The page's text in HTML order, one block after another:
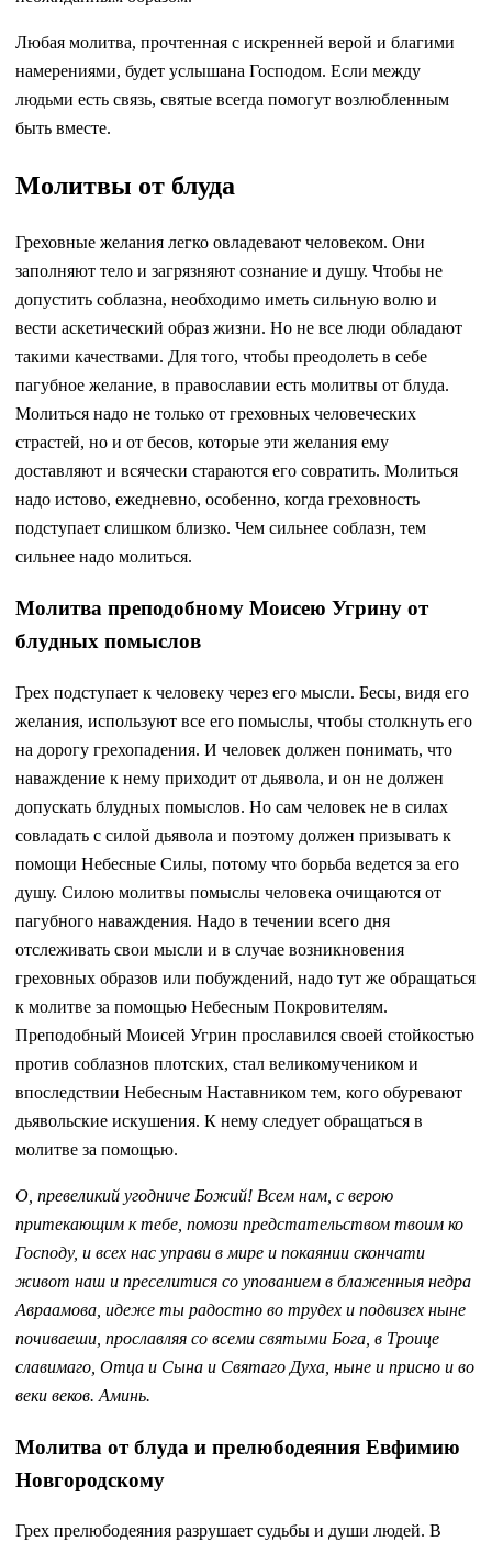
Любая молитва, прочтенная с искренней верой и благими
намерениями, будет услышана Господом. Если между
людьми есть связь, святые всегда помогут возлюбленным
быть вместе.
Молитвы от блуда
Греховные желания легко овладевают человеком. Они
заполняют тело и загрязняют сознание и душу. Чтобы не
допустить соблазна, необходимо иметь сильную волю и
вести аскетический образ жизни. Но не все люди обладают
такими качествами. Для того, чтобы преодолеть в себе
пагубное желание, в православии есть молитвы от блуда.
Молиться надо не только от греховных человеческих
страстей, но и от бесов, которые эти желания ему
доставляют и всячески стараются его совратить. Молиться
надо истово, ежедневно, особенно, когда греховность
подступает слишком близко. Чем сильнее соблазн, тем
сильнее надо молиться.
Молитва преподобному Моисею Угрину от
блудных помыслов
Грех подступает к человеку через его мысли. Бесы, видя его
желания, используют все его помыслы, чтобы столкнуть его
на дорогу грехопадения. И человек должен понимать, что
наваждение к нему приходит от дьявола, и он не должен
допускать блудных помыслов. Но сам человек не в силах
совладать с силой дьявола и поэтому должен призывать к
помощи Небесные Силы, потому что борьба ведется за его
душу. Силою молитвы помыслы человека очищаются от
пагубного наваждения. Надо в течении всего дня
отслеживать свои мысли и в случае возникновения
греховных образов или побуждений, надо тут же обращаться
к молитве за помощью Небесным Покровителям.
Преподобный Моисей Угрин прославился своей стойкостью
против соблазнов плотских, стал великомучеником и
впоследствии Небесным Наставником тем, кого обуревают
дьявольские искушения. К нему следует обращаться в
молитве за помощью.
О, превеликий угодниче Божий! Всем нам, с верою
притекающим к тебе, помози предстательством твоим ко
Господу, и всех нас управи в мире и покаянии скончати
живот наш и преселитися со упованием в блаженныя недра
Авраамова, идеже ты радостно во трудех и подвизех ныне
почиваеши, прославляя со всеми святыми Бога, в Троице
славимаго, Отца и Сына и Святаго Духа, ныне и присно и во
веки веков. Аминь.
Молитва от блуда и прелюбодеяния Евфимию
Новгородскому
Грех прелюбодеяния разрушает судьбы и души людей. В